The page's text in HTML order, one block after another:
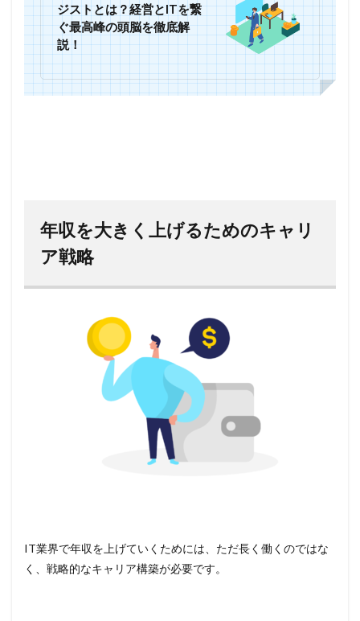
ジストとは？経営とITを繋
ぐ最高峰の頭脳を徹底解
説！
年収を大きく上げるためのキャリ
ア戦略
IT業界で年収を上げていくためには、ただ長く働くのではな
く、戦略的なキャリア構築が必要です。